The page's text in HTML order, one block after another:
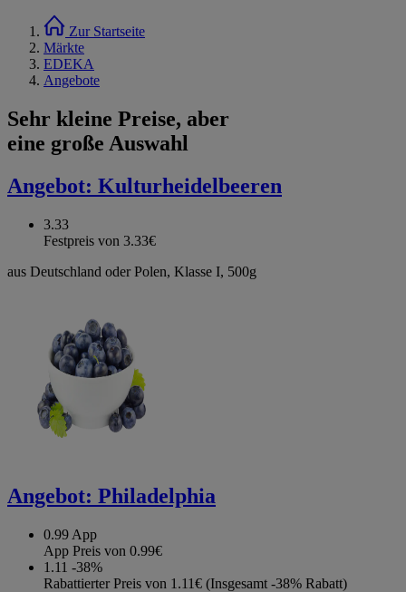
Zur Startseite
Märkte
EDEKA
Angebote
Sehr kleine Preise, aber
eine große Auswahl
Angebot: Kulturheidelbeeren
3.33
Festpreis von 3.33€
aus Deutschland oder Polen, Klasse I, 500g
Angebot: Philadelphia
0.99 App
App Preis von 0.99€
1.11 -38%
Rabattierter Preis von 1.11€ (Insgesamt -38% Rabatt)